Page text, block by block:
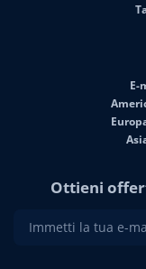
E-
Ottieni